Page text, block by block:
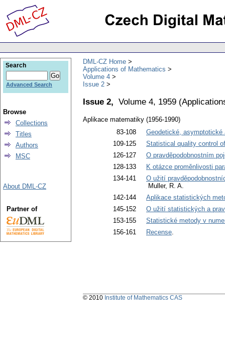
DML-CZ Home
Applications of Mathematics
Volume 4
Issue 2
Issue 2, Volume 4, 1959 (
Aplikace matematiky (1956-1990)
83-108
Geodetické,
109-125
Statistical quality control
126-127
O pravděpodobnostním
128-133
K otázce proměnlivosti
134-141
O užití
Muller, R. A.
142-144
Aplikace statistických
145-152
O užití statistických a
153-155
Statistické metody v
156-161
Recense.
Search
Advanced Search
Browse
Collections
Titles
Authors
MSC
About DML-CZ
Partner of
© 2010 Institute of Mathematics CAS